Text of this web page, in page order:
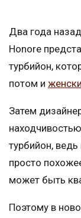
Два года
Honore
турбийон,
потом и
Затем
турбийон,
просто
может быть
Поэтому в